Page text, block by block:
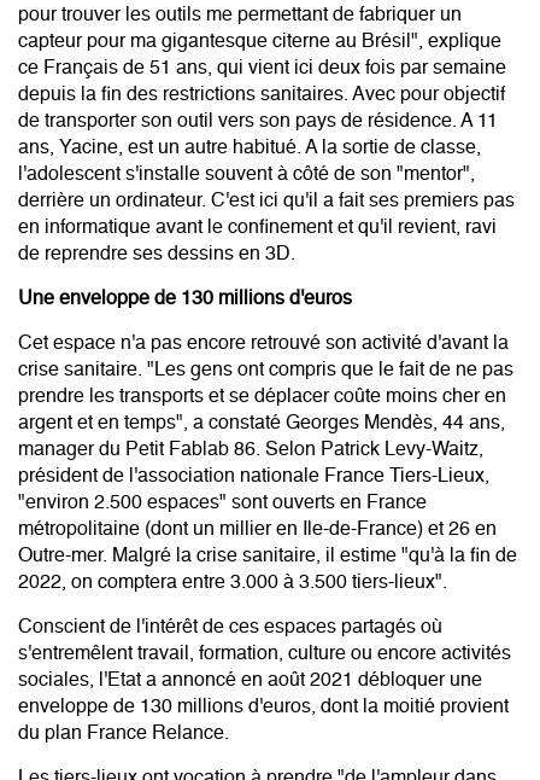
pour trouver les outils me permettant de fabriquer un
capteur pour ma gigantesque citerne au Brésil", explique
ce Français de 51 ans, qui vient ici deux fois par semaine
depuis la fin des restrictions sanitaires. Avec pour objectif
de transporter son outil vers son pays de résidence. A 11
ans, Yacine, est un autre habitué. A la sortie de classe,
l'adolescent s'installe souvent à côté de son "mentor",
derrière un ordinateur. C'est ici qu'il a fait ses premiers pas
en informatique avant le confinement et qu'il revient, ravi
de reprendre ses dessins en 3D.
Une enveloppe de 130 millions d'euros
Cet espace n'a pas encore retrouvé son activité d'avant la
crise sanitaire. "Les gens ont compris que le fait de ne pas
prendre les transports et se déplacer coûte moins cher en
argent et en temps", a constaté Georges Mendès, 44 ans,
manager du Petit Fablab 86. Selon Patrick Levy-Waitz,
président de l'association nationale France Tiers-Lieux,
"environ 2.500 espaces" sont ouverts en France
métropolitaine (dont un millier en Ile-de-France) et 26 en
Outre-mer. Malgré la crise sanitaire, il estime "qu'à la fin de
2022, on comptera entre 3.000 à 3.500 tiers-lieux".
Conscient de l'intérêt de ces espaces partagés où
s'entremêlent travail, formation, culture ou encore activités
sociales, l'Etat a annoncé en août 2021 débloquer une
enveloppe de 130 millions d'euros, dont la moitié provient
du plan France Relance.